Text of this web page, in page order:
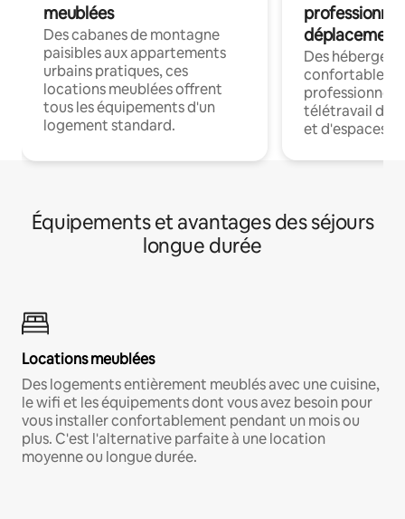
meublées
Des cabanes de montagne
paisibles aux appartements
urbains pratiques, ces
locations meublées offrent
tous les équipements d'un
logement standard.
déplacement
Des
confortables
professionnels
télétravail
et d'espaces
Équipements et avantages des séjours
longue durée
Locations meublées
Des logements entièrement meublés avec une cuisine,
le wifi et les équipements dont vous avez besoin pour
vous installer confortablement pendant un mois ou
plus. C'est l'alternative parfaite à une location
moyenne ou longue durée.